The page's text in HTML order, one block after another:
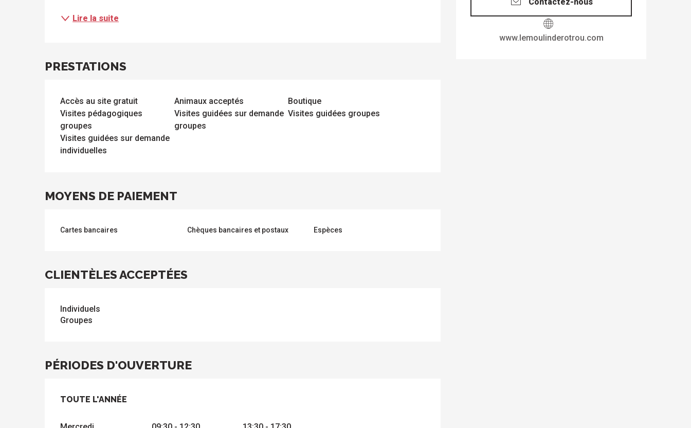
Toutes
activités
www.lemoulinderotrou.com
Lire la suite
PRESTATIONS
Accès au site gratuit Animaux acceptés
Boutique
Visites pédagogiques
groupes
Visites guidées sur demande
groupes
Visites guidées groupes
Visites guidées sur demande
individuelles
MOYENS DE PAIEMENT
Cartes bancaires Chèques bancaires et postaux Espèces
CLIENTÈLES ACCEPTÉES
Individuels
Groupes
PÉRIODES D'OUVERTURE
TOUTE L'ANNÉE
TOUTE L'ANNÉE